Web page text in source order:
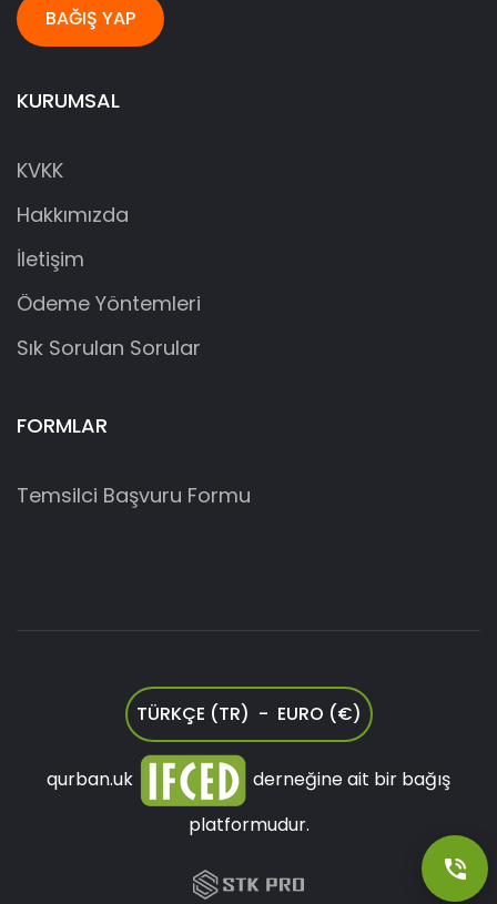
BAĞIŞ YAP
KURUMSAL
KVKK
Hakkımızda
İletişim
Ödeme Yöntemleri
Sık Sorulan Sorular
FORMLAR
Temsilci Başvuru Formu
TÜRKÇE (TR) - EURO (€)
qurban.uk
derneğine ait bir bağış
platformudur.